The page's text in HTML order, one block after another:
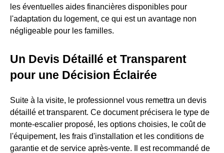
les éventuelles aides financières disponibles pour
l'adaptation du logement, ce qui est un avantage non
négligeable pour les familles.
Un Devis Détaillé et Transparent
pour une Décision Éclairée
Suite à la visite, le professionnel vous remettra un devis
détaillé et transparent. Ce document précisera le type de
monte-escalier proposé, les options choisies, le coût de
l'équipement, les frais d'installation et les conditions de
garantie et de service après-vente. Il est recommandé de